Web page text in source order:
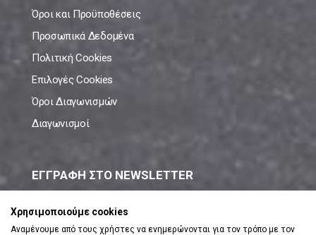
Όροι και Προϋποθέσεις
Προσωπικά Δεδομένα
Πολιτική Cookies
Επιλογές Cookies
Όροι Διαγωνισμών
Διαγωνισμοί
ΕΓΓΡΑΦΗ ΣΤΟ NEWSLETTER
Χρησιμοποιούμε cookies
Αναμένουμε από τους χρήστες να ενημερώνονται για τον τρόπο με τον